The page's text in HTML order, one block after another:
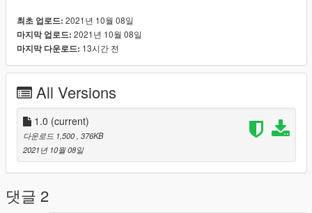
최초 업로드: 2021년 10월 08일
마지막 업로드: 2021년 10월 08일
마지막 다운로드: 13시간 전
All Versions
1.0 (current)
다운로드 1,500 , 376KB
2021년 10월 08일
댓글 2